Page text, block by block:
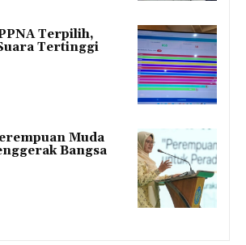
Terpilih,
Tertinggi
Muda
Bangsa